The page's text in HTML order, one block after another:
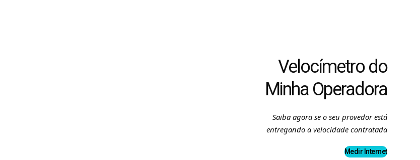
Velocímetro do
Minha Operadora
Saiba agora se o seu provedor está
entregando a velocidade contratada
Medir Internet